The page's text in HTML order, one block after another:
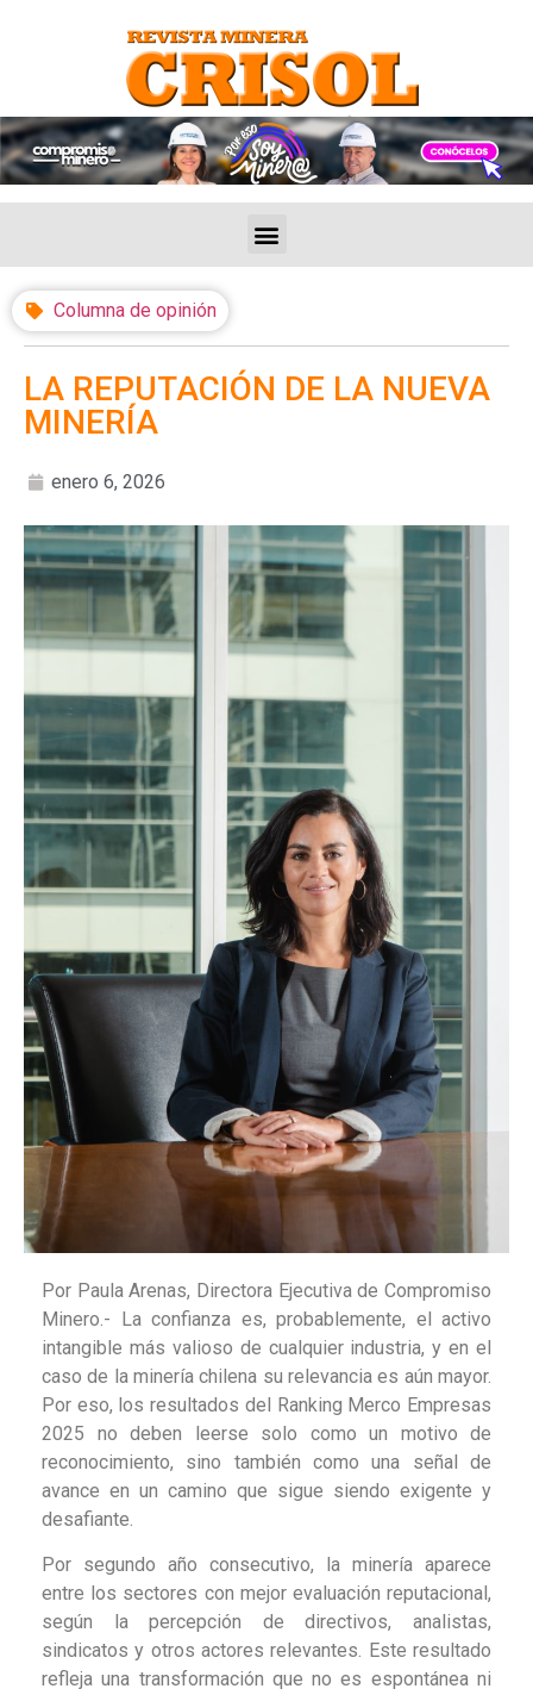
Columna de opinión
LA REPUTACIÓN DE LA NUEVA
MINERÍA
enero 6, 2026
Por Paula Arenas, Directora Ejecutiva de Compromiso
Minero.- La confianza es, probablemente, el activo
intangible más valioso de cualquier industria, y en el
caso de la minería chilena su relevancia es aún mayor.
Por eso, los resultados del Ranking Merco Empresas
2025 no deben leerse solo como un motivo de
reconocimiento, sino también como una señal de
avance en un camino que sigue siendo exigente y
desafiante.
Por segundo año consecutivo, la minería aparece
entre los sectores con mejor evaluación reputacional,
según la percepción de directivos, analistas,
sindicatos y otros actores relevantes. Este resultado
refleja una transformación que no es espontánea ni